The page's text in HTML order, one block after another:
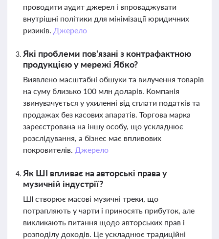
проводити аудит джерел і впроваджувати
внутрішні політики для мінімізації юридичних
ризиків. Джерело
Які проблеми пов'язані з контрафактною
продукцією у мережі Ябко?
Виявлено масштабні обшуки та вилучення товарів
на суму близько 100 млн доларів. Компанія
звинувачується у ухиленні від сплати податків та
продажах без касових апаратів. Торгова марка
зареєстрована на іншу особу, що ускладнює
розслідування, а бізнес має впливових
покровителів. Джерело
Як ШІ впливає на авторські права у
музичній індустрії?
ШІ створює масові музичні треки, що
потрапляють у чарти і приносять прибуток, але
викликають питання щодо авторських прав і
розподілу доходів. Це ускладнює традиційні